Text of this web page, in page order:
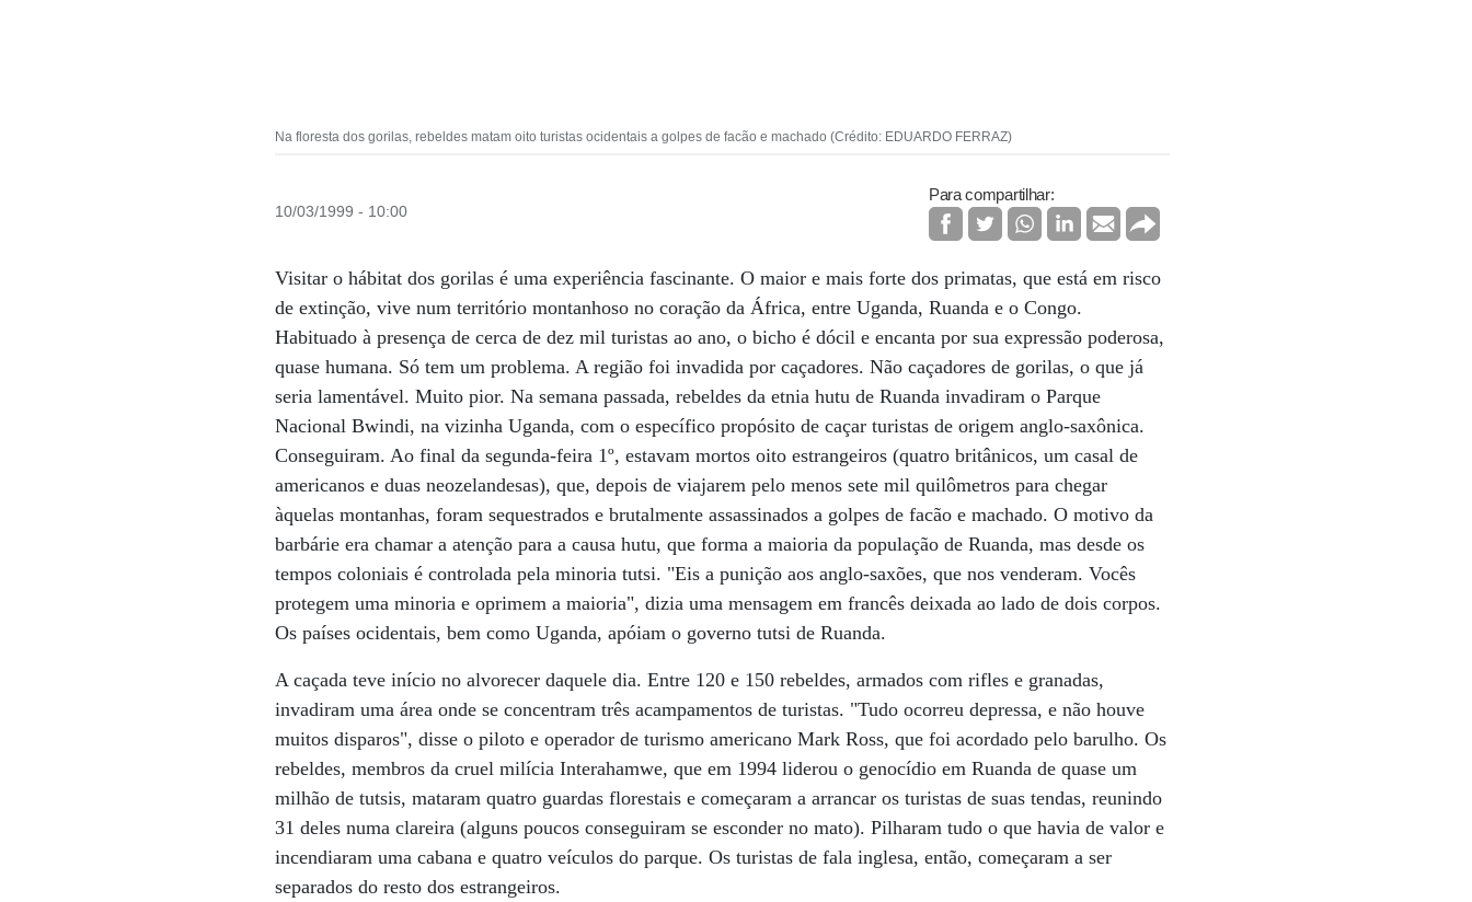
Na floresta dos gorilas, rebeldes matam oito turistas ocidentais a golpes de facão e machado (Crédito: EDUARDO FERRAZ)
10/03/1999 - 10:00
Para compartilhar:
Visitar o hábitat dos gorilas é uma experiência fascinante. O maior e mais forte dos primatas, que está em risco
de extinção, vive num território montanhoso no coração da África, entre Uganda, Ruanda e o Congo.
Habituado à presença de cerca de dez mil turistas ao ano, o bicho é dócil e encanta por sua expressão poderosa,
quase humana. Só tem um problema. A região foi invadida por caçadores. Não caçadores de gorilas, o que já
seria lamentável. Muito pior. Na semana passada, rebeldes da etnia hutu de Ruanda invadiram o Parque
Nacional Bwindi, na vizinha Uganda, com o específico propósito de caçar turistas de origem anglo-saxônica.
Conseguiram. Ao final da segunda-feira 1º, estavam mortos oito estrangeiros (quatro britânicos, um casal de
americanos e duas neozelandesas), que, depois de viajarem pelo menos sete mil quilômetros para chegar
àquelas montanhas, foram sequestrados e brutalmente assassinados a golpes de facão e machado. O motivo da
barbárie era chamar a atenção para a causa hutu, que forma a maioria da população de Ruanda, mas desde os
tempos coloniais é controlada pela minoria tutsi. "Eis a punição aos anglo-saxões, que nos venderam. Vocês
protegem uma minoria e oprimem a maioria", dizia uma mensagem em francês deixada ao lado de dois corpos.
Os países ocidentais, bem como Uganda, apóiam o governo tutsi de Ruanda.
A caçada teve início no alvorecer daquele dia. Entre 120 e 150 rebeldes, armados com rifles e granadas,
invadiram uma área onde se concentram três acampamentos de turistas. "Tudo ocorreu depressa, e não houve
muitos disparos", disse o piloto e operador de turismo americano Mark Ross, que foi acordado pelo barulho. Os
rebeldes, membros da cruel milícia Interahamwe, que em 1994 liderou o genocídio em Ruanda de quase um
milhão de tutsis, mataram quatro guardas florestais e começaram a arrancar os turistas de suas tendas, reunindo
31 deles numa clareira (alguns poucos conseguiram se esconder no mato). Pilharam tudo o que havia de valor e
incendiaram uma cabana e quatro veículos do parque. Os turistas de fala inglesa, então, começaram a ser
separados do resto dos estrangeiros.